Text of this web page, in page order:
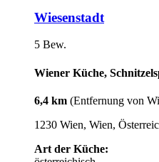
Wiesenstadt
5 Bew.
Wiener Küche,
6,4 km (Entfernung von
1230 Wien, Wien,
Art der Küche: